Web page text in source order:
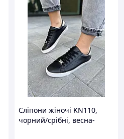
Сліпони жіночі KN110,
чорний/срібні, весна-